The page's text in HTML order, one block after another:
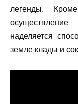
легенды.
наделяется
земле клады и